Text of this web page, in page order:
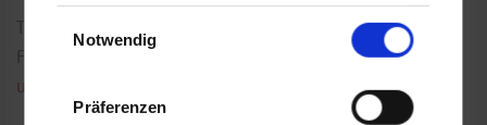
YouTube, Google Maps) führen diese
Daten zusammen, die Sie ihnen bereitgestellt
haben oder die sie im Rahmen Ihrer Nutzung
Notwendig
Präferenzen
0711/1849-863
Fax: 0711/1849-842
udo.heuser@dhbw-stuttgart.de